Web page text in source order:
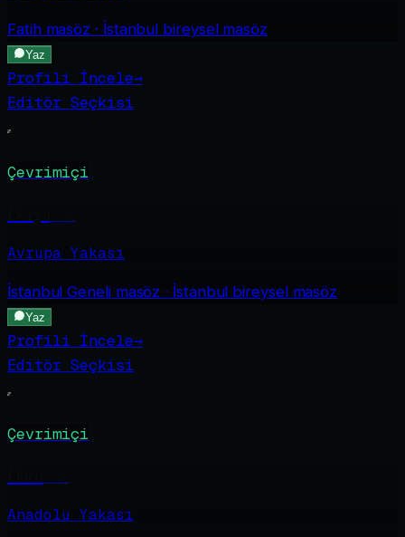
Fatihmasöz · İstanbul bireysel masöz
Yaz
Profili İncele→
Editör Seçkisi
Çevrimiçi
Avrupa Yakası
İstanbul Genelimasöz · İstanbul bireysel masöz
Yaz
Profili İncele→
Editör Seçkisi
Çevrimiçi
Anadolu Yakası